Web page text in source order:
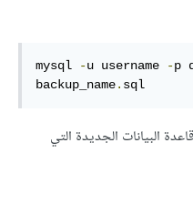
mysql -u username -p
backup_name. sql
البيانات الجديدة التي